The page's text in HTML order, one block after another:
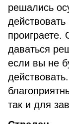
решались
проиграете.
даваться
если вы не
так и для